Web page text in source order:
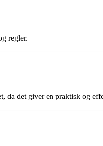
regler.
det giver en praktisk og